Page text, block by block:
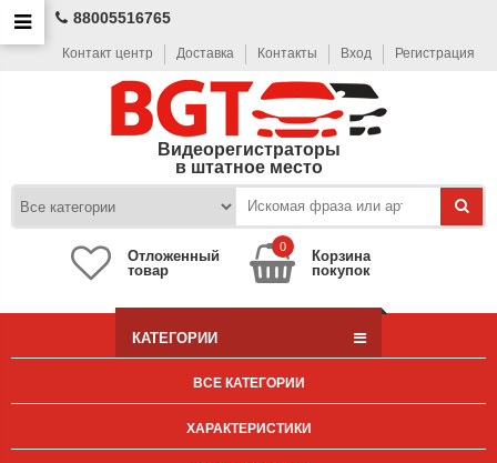
88005516765
Контакт центр Доставка Контакты Вход Регистрация
Видеорегистраторы
в штатное место
Отложенный
товар
0
Корзина
покупок
КАТЕГОРИИ
ВСЕ КАТЕГОРИИ
ХАРАКТЕРИСТИКИ